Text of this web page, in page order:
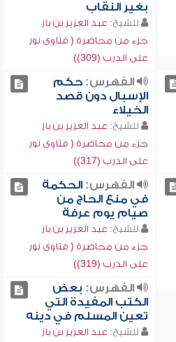
بغير النقاب
للشيخ: عبد العزيز بن باز
جزء من محاضرة ( فتاوى نور
على الدرب (309))
الفهرس:حكم
الإسبال دون قصد
الخيلاء
للشيخ: عبد العزيز بن باز
جزء من محاضرة ( فتاوى نور
على الدرب (317))
الفهرس:الحكمة
في منع الحاج من
صيام يوم عرفة
للشيخ: عبد العزيز بن باز
جزء من محاضرة ( فتاوى نور
على الدرب (319))
الفهرس: بعض
الكتب المفيدة التي
تعين المسلم في دينه
للشيخ: عبد العزيز بن باز